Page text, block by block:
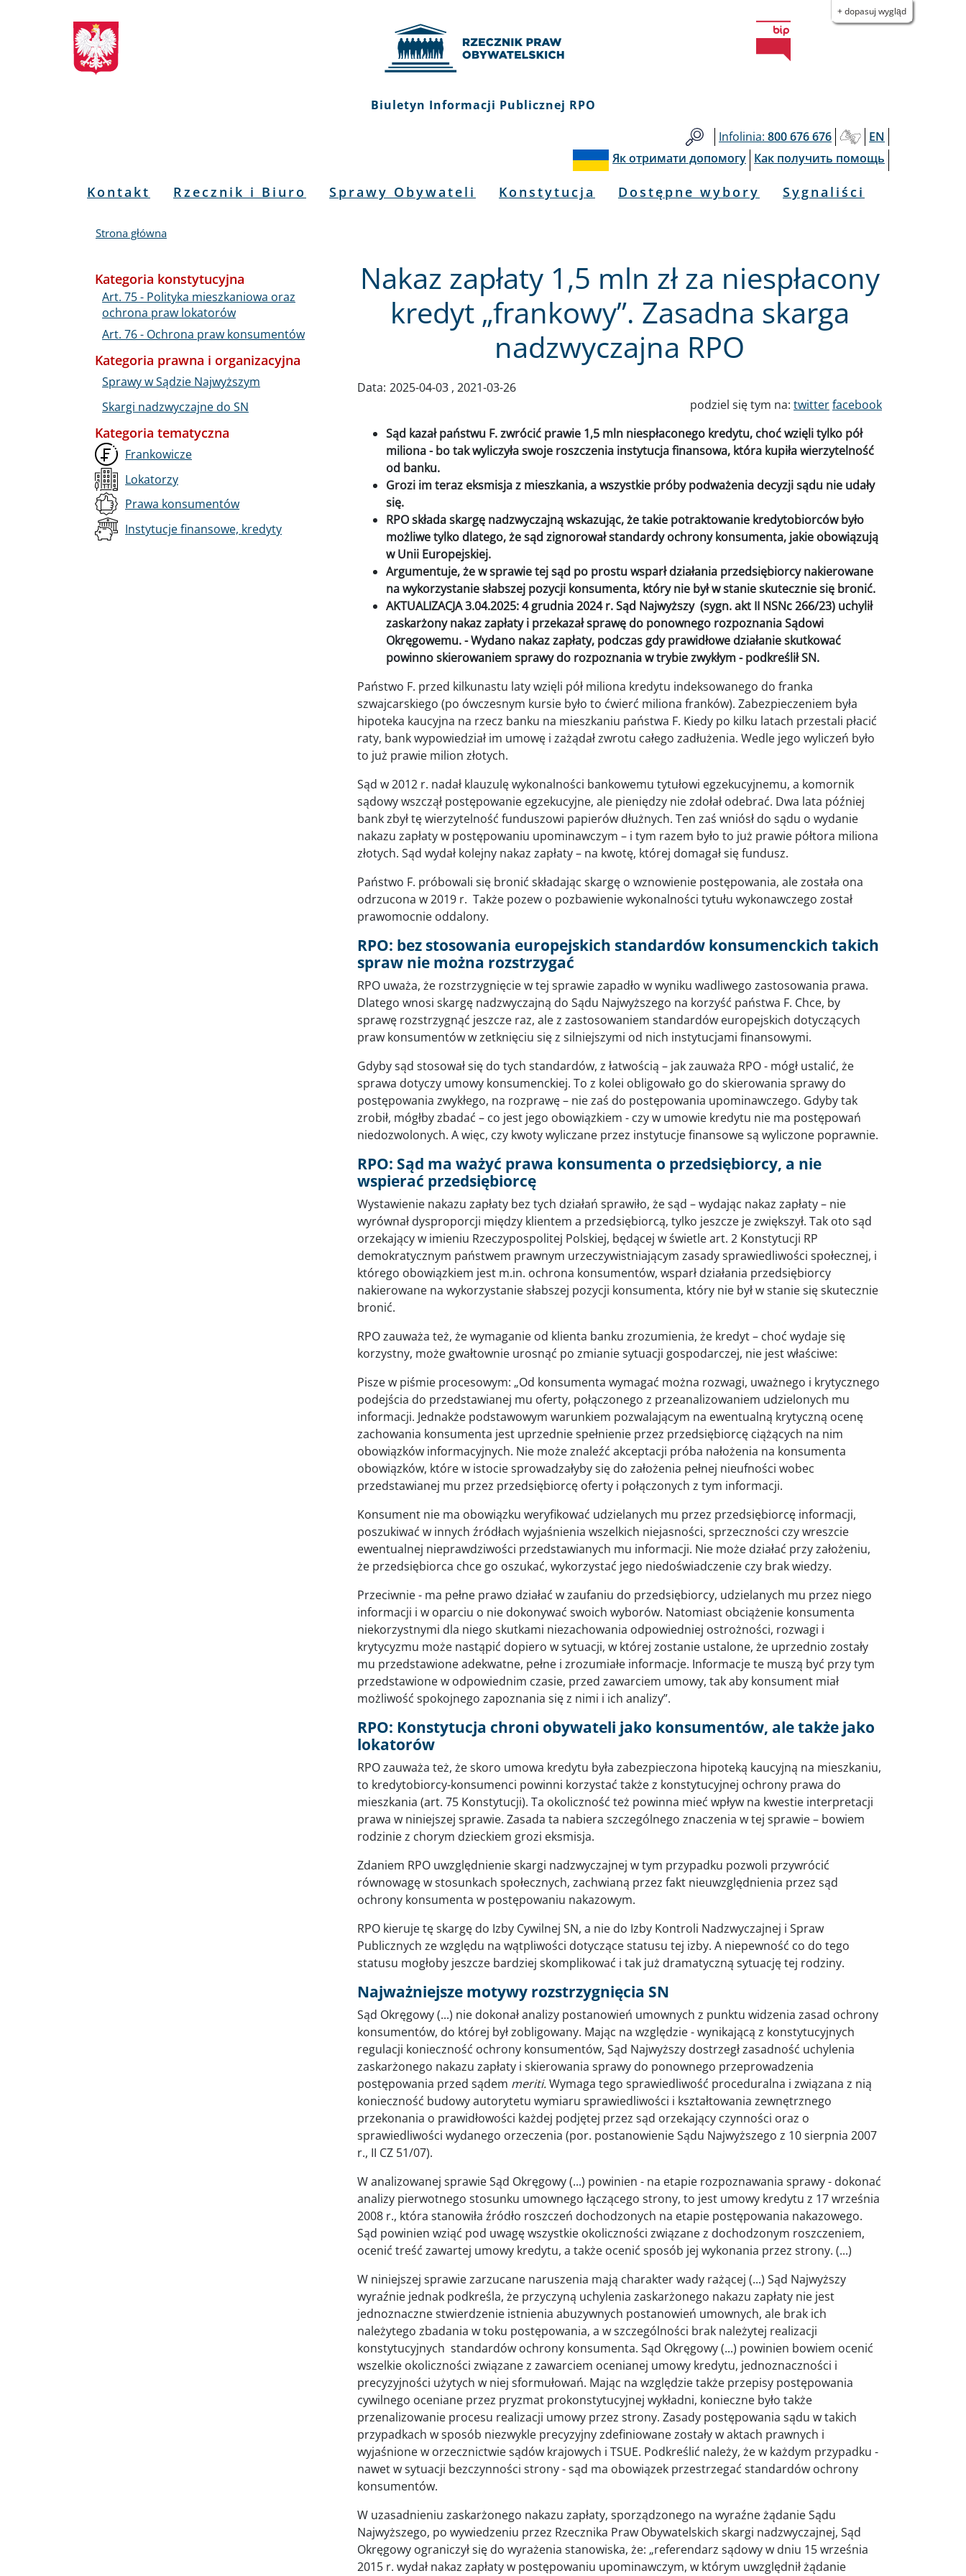
Biuletyn
Informacji
Publicznej
+ dopasuj wygląd
Biuletyn Informacji Publicznej RPO
Infolinia: 800 676 676
EN
Як отримати допомогу Как получить помощь
Menu
Kontakt Rzecznik i Biuro Sprawy Obywateli Konstytucja Dostępne wybory Sygnaliści
Strona główna
Nakaz zapłaty 1,5 mln zł za niespłacony
kredyt „frankowy”. Zasadna skarga
nadzwyczajna RPO
Data: 2025-04-03 2021-03-26
podziel się tym na: twitterfacebook
Sąd kazał państwu F. zwrócić prawie 1,5 mln niespłaconego kredytu, choć wzięli tylko pół
miliona - bo tak wyliczyła swoje roszczenia instytucja finansowa, która kupiła wierzytelność
od banku.
Grozi im teraz eksmisja z mieszkania, a wszystkie próby podważenia decyzji sądu nie udały
się.
RPO składa skargę nadzwyczajną wskazując, że takie potraktowanie kredytobiorców było
możliwe tylko dlatego, że sąd zignorował standardy ochrony konsumenta, jakie obowiązują
w Unii Europejskiej.
Argumentuje, że w sprawie tej sąd po prostu wsparł działania przedsiębiorcy nakierowane
na wykorzystanie słabszej pozycji konsumenta, który nie był w stanie skutecznie się bronić.
AKTUALIZACJA 3.04.2025: 4 grudnia 2024 r. Sąd Najwyższy (sygn. akt II NSNc 266/23) uchylił
zaskarżony nakaz zapłaty i przekazał sprawę do ponownego rozpoznania Sądowi
Okręgowemu. - Wydano nakaz zapłaty, podczas gdy prawidłowe działanie skutkować
powinno skierowaniem sprawy do rozpoznania w trybie zwykłym - podkreślił SN.
Państwo F. przed kilkunastu laty wzięli pół miliona kredytu indeksowanego do franka
szwajcarskiego (po ówczesnym kursie było to ćwierć miliona franków). Zabezpieczeniem była
hipoteka kaucyjna na rzecz banku na mieszkaniu państwa F. Kiedy po kilku latach przestali płacić
raty, bank wypowiedział im umowę i zażądał zwrotu całego zadłużenia. Wedle jego wyliczeń było
to już prawie milion złotych.
Sąd w 2012 r. nadał klauzulę wykonalności bankowemu tytułowi egzekucyjnemu, a komornik
sądowy wszczął postępowanie egzekucyjne, ale pieniędzy nie zdołał odebrać. Dwa lata później
bank zbył tę wierzytelność funduszowi papierów dłużnych. Ten zaś wniósł do sądu o wydanie
nakazu zapłaty w postępowaniu upominawczym – i tym razem było to już prawie półtora miliona
złotych. Sąd wydał kolejny nakaz zapłaty – na kwotę, której domagał się fundusz.
Państwo F. próbowali się bronić składając skargę o wznowienie postępowania, ale została ona
odrzucona w 2019 r. Także pozew o pozbawienie wykonalności tytułu wykonawczego został
prawomocnie oddalony.
RPO: bez stosowania europejskich standardów konsumenckich takich
spraw nie można rozstrzygać
RPO uważa, że rozstrzygnięcie w tej sprawie zapadło w wyniku wadliwego zastosowania prawa.
Dlatego wnosi skargę nadzwyczajną do Sądu Najwyższego na korzyść państwa F. Chce, by
sprawę rozstrzygnąć jeszcze raz, ale z zastosowaniem standardów europejskich dotyczących
praw konsumentów w zetknięciu się z silniejszymi od nich instytucjami finansowymi.
Gdyby sąd stosował się do tych standardów, z łatwością – jak zauważa RPO - mógł ustalić, że
sprawa dotyczy umowy konsumenckiej. To z kolei obligowało go do skierowania sprawy do
postępowania zwykłego, na rozprawę – nie zaś do postępowania upominawczego. Gdyby tak
zrobił, mógłby zbadać – co jest jego obowiązkiem - czy w umowie kredytu nie ma postępowań
niedozwolonych. A więc, czy kwoty wyliczane przez instytucje finansowe są wyliczone poprawnie.
RPO: Sąd ma ważyć prawa konsumenta o przedsiębiorcy, a nie
wspierać przedsiębiorcę
Wystawienie nakazu zapłaty bez tych działań sprawiło, że sąd – wydając nakaz zapłaty – nie
wyrównał dysproporcji między klientem a przedsiębiorcą, tylko jeszcze je zwiększył. Tak oto sąd
orzekający w imieniu Rzeczypospolitej Polskiej, będącej w świetle art. 2 Konstytucji RP
demokratycznym państwem prawnym urzeczywistniającym zasady sprawiedliwości społecznej, i
którego obowiązkiem jest m.in. ochrona konsumentów, wsparł działania przedsiębiorcy
nakierowane na wykorzystanie słabszej pozycji konsumenta, który nie był w stanie się skutecznie
bronić.
RPO zauważa też, że wymaganie od klienta banku zrozumienia, że kredyt – choć wydaje się
korzystny, może gwałtownie urosnąć po zmianie sytuacji gospodarczej, nie jest właściwe:
Pisze w piśmie procesowym: „Od konsumenta wymagać można rozwagi, uważnego i krytycznego
podejścia do przedstawianej mu oferty, połączonego z przeanalizowaniem udzielonych mu
informacji. Jednakże podstawowym warunkiem pozwalającym na ewentualną krytyczną ocenę
zachowania konsumenta jest uprzednie spełnienie przez przedsiębiorcę ciążących na nim
obowiązków informacyjnych. Nie może znaleźć akceptacji próba nałożenia na konsumenta
obowiązków, które w istocie sprowadzałyby się do założenia pełnej nieufności wobec
przedstawianej mu przez przedsiębiorcę oferty i połączonych z tym informacji.
Konsument nie ma obowiązku weryfikować udzielanych mu przez przedsiębiorcę informacji,
poszukiwać w innych źródłach wyjaśnienia wszelkich niejasności, sprzeczności czy wreszcie
ewentualnej nieprawdziwości przedstawianych mu informacji. Nie może działać przy założeniu,
że przedsiębiorca chce go oszukać, wykorzystać jego niedoświadczenie czy brak wiedzy.
Przeciwnie - ma pełne prawo działać w zaufaniu do przedsiębiorcy, udzielanych mu przez niego
informacji i w oparciu o nie dokonywać swoich wyborów. Natomiast obciążenie konsumenta
niekorzystnymi dla niego skutkami niezachowania odpowiedniej ostrożności, rozwagi i
krytycyzmu może nastąpić dopiero w sytuacji, w której zostanie ustalone, że uprzednio zostały
mu przedstawione adekwatne, pełne i zrozumiałe informacje. Informacje te muszą być przy tym
przedstawione w odpowiednim czasie, przed zawarciem umowy, tak aby konsument miał
możliwość spokojnego zapoznania się z nimi i ich analizy”.
RPO: Konstytucja chroni obywateli jako konsumentów, ale także jako
lokatorów
RPO zauważa też, że skoro umowa kredytu była zabezpieczona hipoteką kaucyjną na mieszkaniu,
to kredytobiorcy-konsumenci powinni korzystać także z konstytucyjnej ochrony prawa do
mieszkania (art. 75 Konstytucji). Ta okoliczność też powinna mieć wpływ na kwestie interpretacji
prawa w niniejszej sprawie. Zasada ta nabiera szczególnego znaczenia w tej sprawie – bowiem
rodzinie z chorym dzieckiem grozi eksmisja.
Zdaniem RPO uwzględnienie skargi nadzwyczajnej w tym przypadku pozwoli przywrócić
równowagę w stosunkach społecznych, zachwianą przez fakt nieuwzględnienia przez sąd
ochrony konsumenta w postępowaniu nakazowym.
RPO kieruje tę skargę do Izby Cywilnej SN, a nie do Izby Kontroli Nadzwyczajnej i Spraw
Publicznych ze względu na wątpliwości dotyczące statusu tej izby. A niepewność co do tego
statusu mogłoby jeszcze bardziej skomplikować i tak już dramatyczną sytuację tej rodziny.
Najważniejsze motywy rozstrzygnięcia SN
Sąd Okręgowy (...) nie dokonał analizy postanowień umownych z punktu widzenia zasad ochrony
konsumentów, do której był zobligowany. Mając na względzie - wynikającą z konstytucyjnych
regulacji konieczność ochrony konsumentów, Sąd Najwyższy dostrzegł zasadność uchylenia
zaskarżonego nakazu zapłaty i skierowania sprawy do ponownego przeprowadzenia
postępowania przed sądem meriti.Wymaga tego sprawiedliwość proceduralna i związana z nią
konieczność budowy autorytetu wymiaru sprawiedliwości i kształtowania zewnętrznego
przekonania o prawidłowości każdej podjętej przez sąd orzekający czynności oraz o
sprawiedliwości wydanego orzeczenia (por. postanowienie Sądu Najwyższego z 10 sierpnia 2007
r., II CZ 51/07).
W analizowanej sprawie Sąd Okręgowy (...) powinien - na etapie rozpoznawania sprawy - dokonać
analizy pierwotnego stosunku umownego łączącego strony, to jest umowy kredytu z 17 września
2008 r., która stanowiła źródło roszczeń dochodzonych na etapie postępowania nakazowego.
Sąd powinien wziąć pod uwagę wszystkie okoliczności związane z dochodzonym roszczeniem,
ocenić treść zawartej umowy kredytu, a także ocenić sposób jej wykonania przez strony. (...)
W niniejszej sprawie zarzucane naruszenia mają charakter wady rażącej (...) Sąd Najwyższy
wyraźnie jednak podkreśla, że przyczyną uchylenia zaskarżonego nakazu zapłaty nie jest
jednoznaczne stwierdzenie istnienia abuzywnych postanowień umownych, ale brak ich
należytego zbadania w toku postępowania, a w szczególności brak należytej realizacji
konstytucyjnych standardów ochrony konsumenta. Sąd Okręgowy (...) powinien bowiem ocenić
wszelkie okoliczności związane z zawarciem ocenianej umowy kredytu, jednoznaczności i
precyzyjności użytych w niej sformułowań. Mając na względzie także przepisy postępowania
cywilnego oceniane przez pryzmat prokonstytucyjnej wykładni, konieczne było także
przenalizowanie procesu realizacji umowy przez strony. Zasady postępowania sądu w takich
przypadkach w sposób niezwykle precyzyjny zdefiniowane zostały w aktach prawnych i
wyjaśnione w orzecznictwie sądów krajowych i TSUE. Podkreślić należy, że w każdym przypadku -
nawet w sytuacji bezczynności strony - sąd ma obowiązek przestrzegać standardów ochrony
konsumentów.
W uzasadnieniu zaskarżonego nakazu zapłaty, sporządzonego na wyraźne żądanie Sądu
Najwyższego, po wywiedzeniu przez Rzecznika Praw Obywatelskich skargi nadzwyczajnej, Sąd
Okręgowy ograniczył się do wyrażenia stanowiska, że: „referendarz sądowy w dniu 15 września
2015 r. wydał nakaz zapłaty w postępowaniu upominawczym, w którym uwzględnił żądanie
Kategoria konstytucyjna
Art. 75 - Polityka mieszkaniowa oraz
ochrona praw lokatorów
Art. 76 - Ochrona praw konsumentów
Kategoria prawna i organizacyjna
Sprawy w Sądzie Najwyższym
Skargi nadzwyczajne do SN
Kategoria tematyczna
Frankowicze
Lokatorzy
Prawa konsumentów
Instytucje finansowe, kredyty